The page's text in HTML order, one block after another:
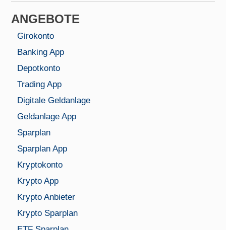
ANGEBOTE
Girokonto
Banking App
Depotkonto
Trading App
Digitale Geldanlage
Geldanlage App
Sparplan
Sparplan App
Kryptokonto
Krypto App
Krypto Anbieter
Krypto Sparplan